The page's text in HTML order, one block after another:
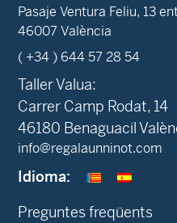
Pasaje Ventura Feliu, 13
46007 València
( +34 ) 644 57 28 54
Taller Valua:
Carrer Camp Rodat, 14
46180 Benaguacil
info@regalaunninot.com
Idioma:
Preguntes freqüents